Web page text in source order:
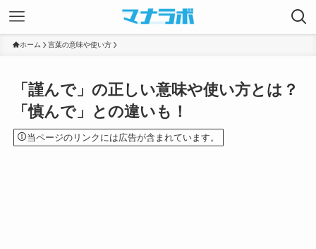
ホーム 言葉の意味や使い方
「謹んで」の正しい意味や使い方とは？
「慎んで」との違いも！
当ページのリンクには広告が含まれています。